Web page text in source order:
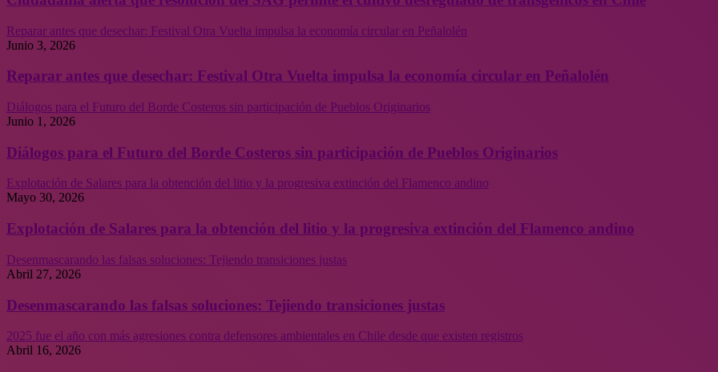
Reparar antes que desechar: Festival Otra Vuelta impulsa la economía circular en Peñalolén
Junio 3, 2026
Reparar antes que desechar: Festival Otra Vuelta impulsa la economía circular en Peñalolén
Diálogos para el Futuro del Borde Costeros sin participación de Pueblos Originarios
Junio 1, 2026
Diálogos para el Futuro del Borde Costeros sin participación de Pueblos Originarios
Explotación de Salares para la obtención del litio y la progresiva extinción del Flamenco andino
Mayo 30, 2026
Explotación de Salares para la obtención del litio y la progresiva extinción del Flamenco andino
Desenmascarando las falsas soluciones: Tejiendo transiciones justas
Abril 27, 2026
Desenmascarando las falsas soluciones: Tejiendo transiciones justas
2025 fue el año con más agresiones contra defensores ambientales en Chile desde que existen registros
Abril 16, 2026